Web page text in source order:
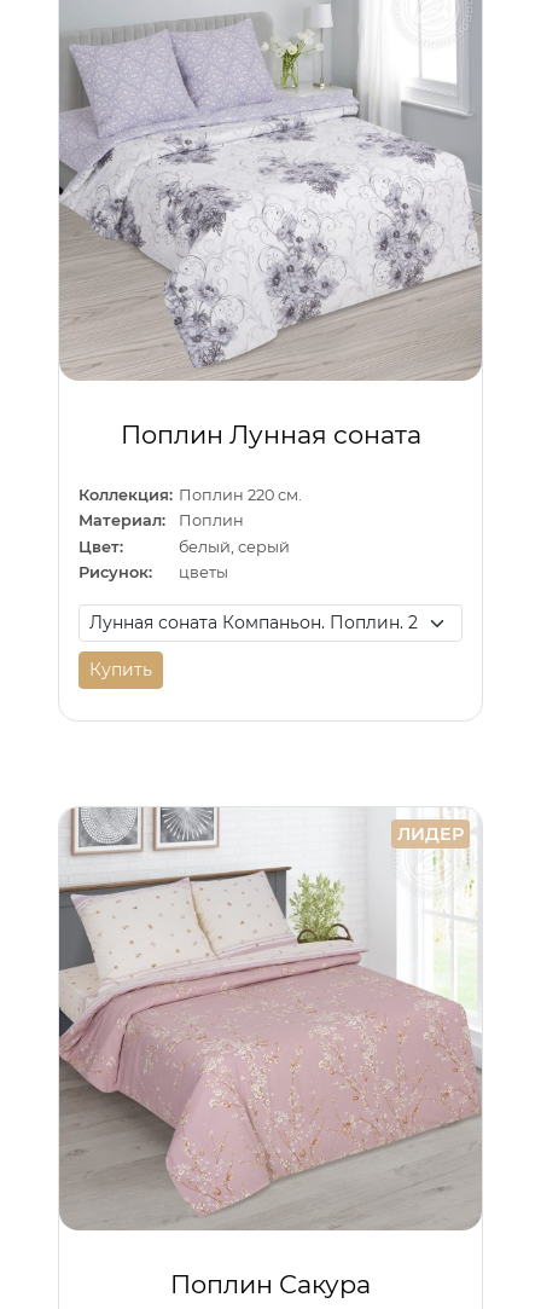
Поплин Лунная соната
Коллекция: Поплин 220 см.
Материал:
Поплин
Цвет:
белый, серый
Рисунок:
цветы
Купить
ЛИДЕР
Поплин Сакура